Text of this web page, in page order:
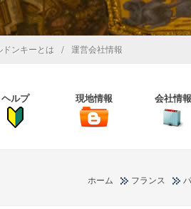
ドンキーとは / 運営会社情報
ヘルプ 現地情報 会社情報
ホーム フランス